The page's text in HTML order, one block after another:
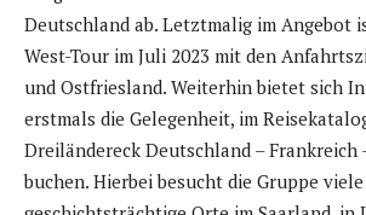
Deutschland ab. Letztmalig im Angebot
West-Tour im Juli 2023 mit den
und Ostfriesland. Weiterhin bietet sich
erstmals die Gelegenheit, im
Dreiländereck Deutschland – Frankreich
buchen. Hierbei besucht die Gruppe